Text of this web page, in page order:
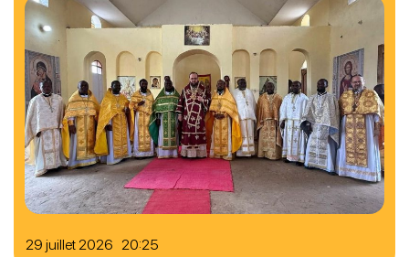
29 juillet 2026 20:25